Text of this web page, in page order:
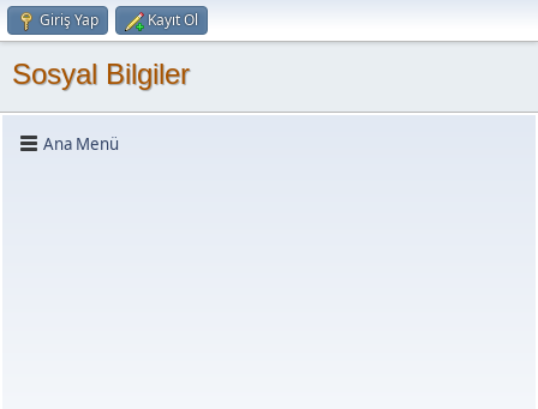
Giriş Yap Kayıt Ol
Sosyal Bilgiler
Ana Menü